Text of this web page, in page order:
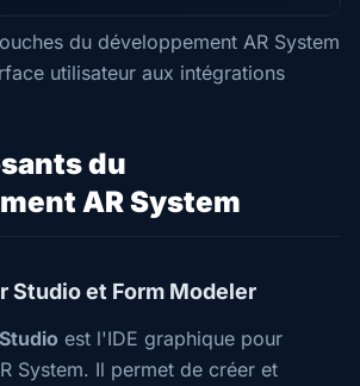
du développement AR System
utilisateur aux intégrations
du
AR System
Studio et Form Modeler
est l'IDE graphique pour
System. Il permet de créer et